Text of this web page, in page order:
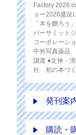
Factory 2026
ョー2026盛
「本を贈ろう
パーサミット
コーポレーシ
中外写真薬品
譲渡 ●文伸・
社 初の本づく
発刊案
購読・